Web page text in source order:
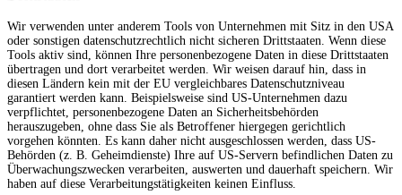
Wir verwenden unter anderem Tools von Unternehmen mit Sitz in den USA
oder sonstigen datenschutzrechtlich nicht sicheren Drittstaaten. Wenn diese
Tools aktiv sind, können Ihre personenbezogene Daten in diese Drittstaaten
übertragen und dort verarbeitet werden. Wir weisen darauf hin, dass in
diesen Ländern kein mit der EU vergleichbares Datenschutzniveau
garantiert werden kann. Beispielsweise sind US-Unternehmen dazu
verpflichtet, personenbezogene Daten an Sicherheitsbehörden
herauszugeben, ohne dass Sie als Betroffener hiergegen gerichtlich
vorgehen könnten. Es kann daher nicht ausgeschlossen werden, dass US-
Behörden (z. B. Geheimdienste) Ihre auf US-Servern befindlichen Daten zu
Überwachungszwecken verarbeiten, auswerten und dauerhaft speichern. Wir
haben auf diese Verarbeitungstätigkeiten keinen Einfluss.